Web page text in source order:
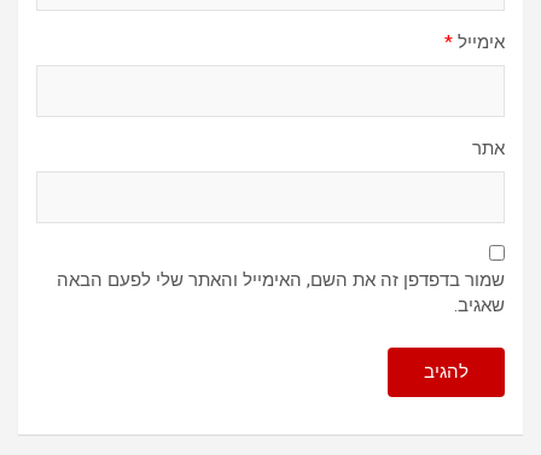
אימייל *
אתר
שמור בדפדפן זה את השם, האימייל והאתר שלי לפעם הבאה
שאגיב.